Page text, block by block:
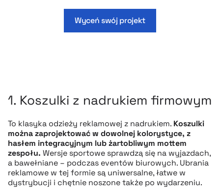
Wyceń swój projekt
1. Koszulki z nadrukiem firmowym
To klasyka odzieży reklamowej z nadrukiem. Koszulki
można zaprojektować w dowolnej kolorystyce, z
hasłem integracyjnym lub żartobliwym mottem
zespołu. Wersje sportowe sprawdzą się na wyjazdach,
a bawełniane – podczas eventów biurowych. Ubrania
reklamowe w tej formie są uniwersalne, łatwe w
dystrybucji i chętnie noszone także po wydarzeniu.